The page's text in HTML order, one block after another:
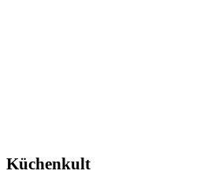
Küchenkult